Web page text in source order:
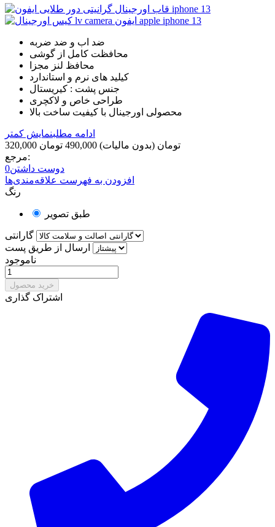
ضد اب و ضد ضربه
محافظ لنز مجزا
کیلید های نرم و استاندارد
جنس پشت : کیریستال
طراحی خاص و لاکچری
محصولی اورجینال با کیفیت ساخت بالا
ادامه مطلبنمایش کمتر
320,000 تومان (بدون مالیات) 490,000 تومان
مرجع:
دوست داشتن0
افزودن به فهرست علاقه‌مندی‌ها
رنگ
طبق تصویر
گارانتی
ارسال از طریق پست
ناموجود
خرید محصول
اشتراک گذاری